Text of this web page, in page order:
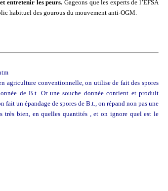
entretenir les peurs. Gageons que les experts de l’EFSA
habituel des gourous du mouvement anti-OGM.
agriculture conventionnelle, on utilise de fait des spores
de B.t. Or une souche donnée contient et produit
un épandage de spores de B.t., on répand non pas une
très bien, en quelles quantités , et on ignore quel est le